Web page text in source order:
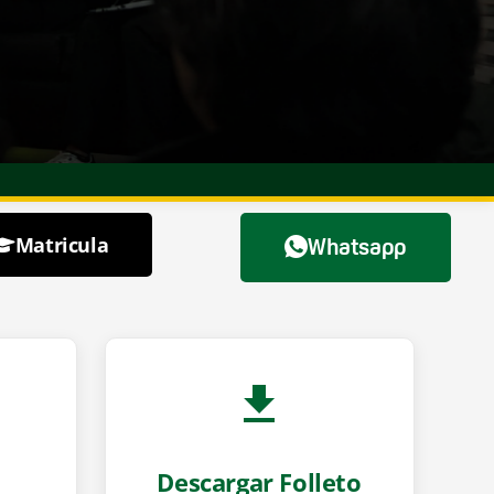
Matricula Whatsapp
Descargar Folleto